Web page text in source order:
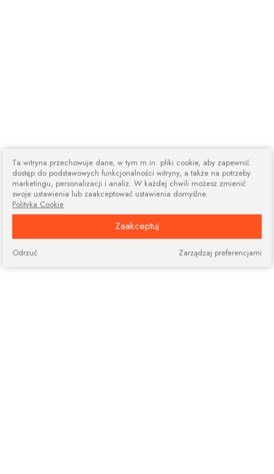
Ta witryna przechowuje dane, w tym m.in. pliki cookie, aby zapewnić
dostęp do podstawowych funkcjonalności witryny, a także na potrzeby
marketingu, personalizacji i analiz. W każdej chwili możesz zmienić
swoje ustawienia lub zaakceptować ustawienia domyślne.
Polityka Cookie
Zaakceptuj
Zarządzaj preferencjami
Odrzuć